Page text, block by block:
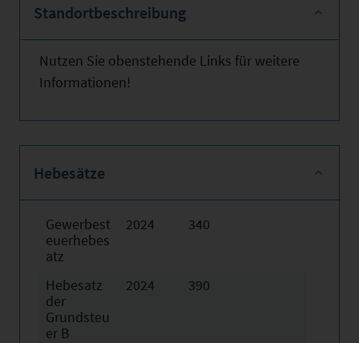
Standortbeschreibung
Nutzen Sie obenstehende Links für weitere
Informationen!
Hebesätze
Gewerbest
euerhebes
atz
2024 340
Hebesatz
der
Grundsteu
er B
2024 390